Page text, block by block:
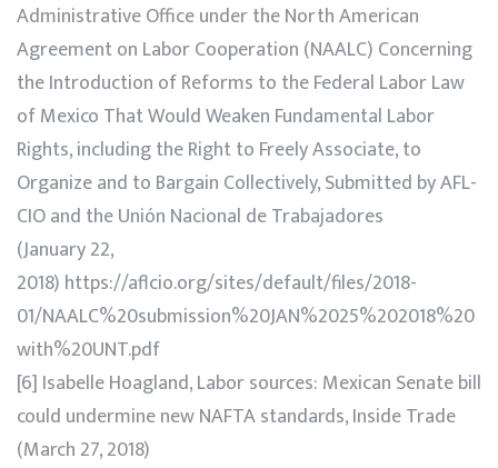
Administrative Office under the North American
Agreement on Labor Cooperation (NAALC) Concerning
the Introduction of Reforms to the Federal Labor Law
of Mexico That Would Weaken Fundamental Labor
Rights, including the Right to Freely Associate, to
Organize and to Bargain Collectively, Submitted by AFL-
CIO and the Unión Nacional de Trabajadores
(January 22,
2018) https://aflcio.org/sites/default/files/2018-
01/NAALC%20submission%20JAN%2025%202018%20
with%20UNT.pdf
[6] Isabelle Hoagland, Labor sources: Mexican Senate bill
could undermine new NAFTA standards, Inside Trade
(March 27, 2018)